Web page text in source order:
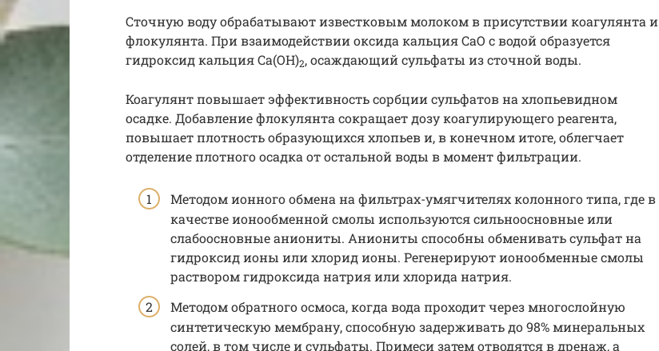
Сточную воду обрабатывают известковым молоком в присутствии коагулянта и
флокулянта. При взаимодействии оксида кальция CaO с водой образуется
гидроксид кальция Ca(OH)2, осаждающий сульфаты из сточной воды.
Коагулянт повышает эффективность сорбции сульфатов на хлопьевидном
осадке. Добавление флокулянта сокращает дозу коагулирующего реагента,
повышает плотность образующихся хлопьев и, в конечном итоге, облегчает
отделение плотного осадка от остальной воды в момент фильтрации.
Методом ионного обмена на фильтрах-умягчителях колонного типа, где в
качестве ионообменной смолы используются сильноосновные или
слабоосновные аниониты. Аниониты способны обменивать сульфат на
гидроксид ионы или хлорид ионы. Регенерируют ионообменные смолы
раствором гидроксида натрия или хлорида натрия.
Методом обратного осмоса, когда вода проходит через многослойную
синтетическую мембрану, способную задерживать до 98% минеральных
солей, в том числе и сульфаты. Примеси затем отводятся в дренаж, а